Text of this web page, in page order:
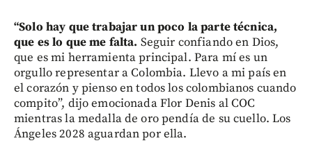
“Solo hay que trabajar un poco la parte técnica,
que es lo que me falta. Seguir confiando en Dios,
que es mi herramienta principal. Para mí es un
orgullo representar a Colombia. Llevo a mi país en
el corazón y pienso en todos los colombianos cuando
compito”, dijo emocionada Flor Denis al COC
mientras la medalla de oro pendía de su cuello. Los
Ángeles 2028 aguardan por ella.